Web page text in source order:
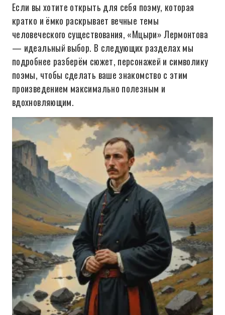
Если вы хотите открыть для себя поэму, которая
кратко и ёмко раскрывает вечные темы
человеческого существования, «Мцыри» Лермонтова
— идеальный выбор. В следующих разделах мы
подробнее разберём сюжет, персонажей и символику
поэмы, чтобы сделать ваше знакомство с этим
произведением максимально полезным и
вдохновляющим.